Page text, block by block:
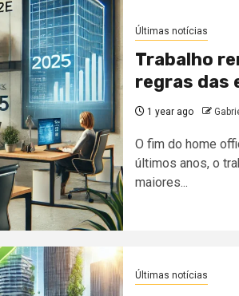
Últimas notícias
Trabalho
regras das
1 year ago
O fim do home
últimos anos, o
maiores...
Últimas notícias